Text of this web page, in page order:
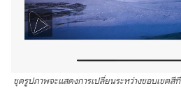
ชุดรูปภาพจะแสดงการเปลี่ยนระหว่างขอบเขตสี